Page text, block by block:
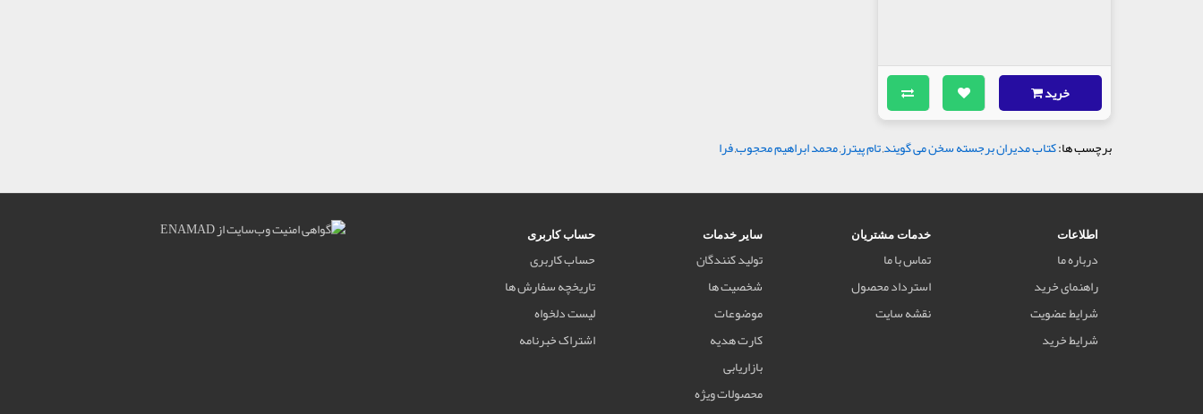
خرید
برچسب ها:کتاب مدیران برجسته سخن می گویند,تام پیترز,محمد ابراهیم محجوب,فرا
اطلاعات
درباره ما
راهنمای خرید
شرایط عضویت
شرایط خرید
خدمات مشتریان
تماس با ما
استرداد محصول
نقشه سایت
سایر خدمات
تولید کنندگان
شخصیت ها
موضوعات
کارت هدیه
بازاریابی
محصولات ویژه
حساب کاربری
حساب کاربری
تاریخچه سفارش ها
لیست دلخواه
اشتراک خبرنامه